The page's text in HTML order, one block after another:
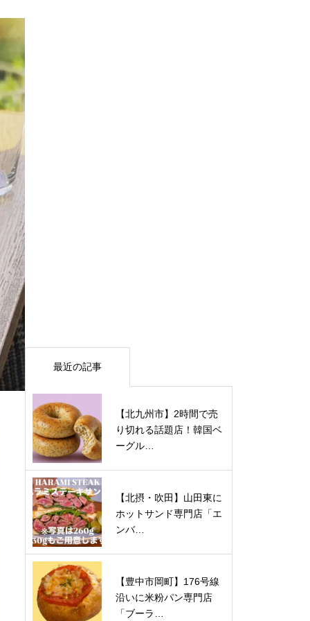
最近の記事
【北九州市】2時間で売
り切れる話題店！韓国ベ
ーグル…
【北摂・吹田】山田東に
ホットサンド専門店「エ
ンバ…
【豊中市岡町】176号線
沿いに米粉パン専門店
「ブーラ…